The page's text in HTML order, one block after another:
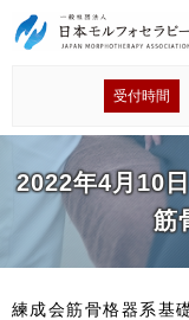
受付時間
2022年4月10
筋
練成会筋骨格器系基